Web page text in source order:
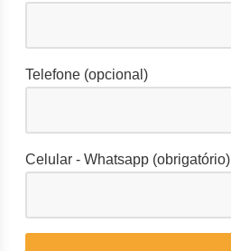
Telefone (opcional)
Celular - Whatsapp (obrigatório)